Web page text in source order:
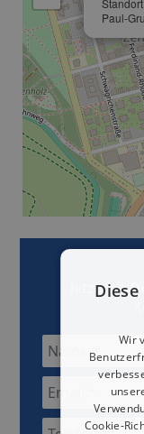
Paul-
Jetzt mit
Wir
Cookie-